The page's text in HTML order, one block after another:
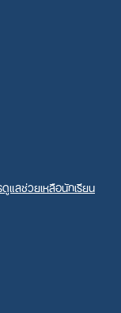
แลช่วยเหลือนักเรียน